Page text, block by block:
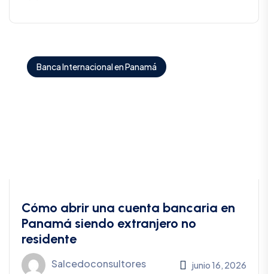
Banca Internacional en Panamá
Cómo abrir una cuenta bancaria en
Panamá siendo extranjero no
residente
Salcedoconsultores junio 16, 2026